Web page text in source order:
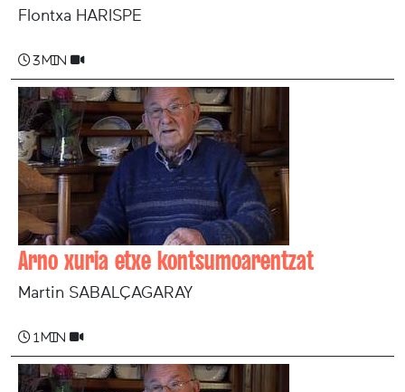
Flontxa HARISPE
3 min
Arno xuria etxe kontsumoarentzat
Martin SABALÇAGARAY
1 min